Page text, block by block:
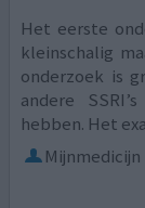
Het eerste
kleinschalig
onderzoek is
andere
hebben. Het
Mijnmedicijn